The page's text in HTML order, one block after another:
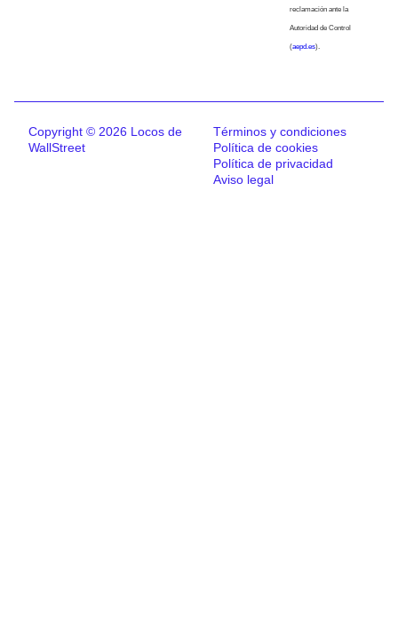
reclamación ante la
Autoridad de Control
(aepd.es).
Copyright © 2026 Locos de
WallStreet
Términos y condiciones
Política de cookies
Política de privacidad
Aviso legal